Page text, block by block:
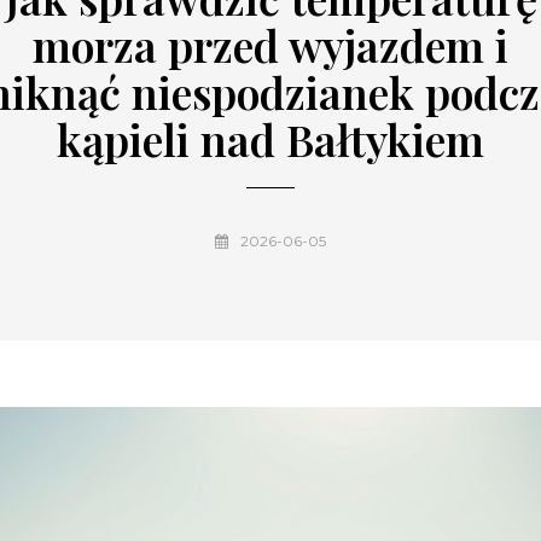
morza przed wyjazdem i
niespodzianek
kąpieli nad Bałtykiem
2026-06-05